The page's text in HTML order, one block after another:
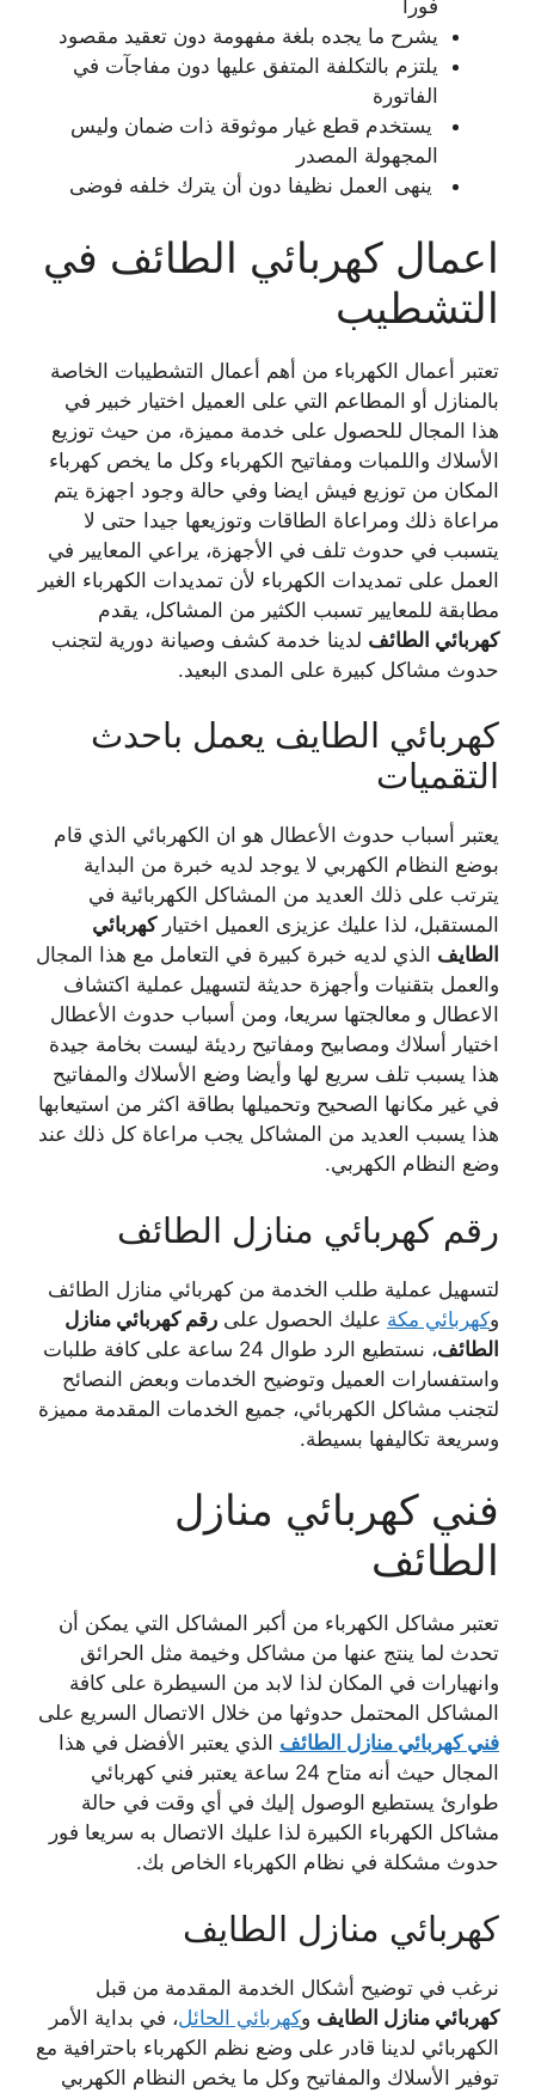
فورا
يشرح ما يجده بلغة مفهومة دون تعقيد مقصود
يلتزم بالتكلفة المتفق عليها دون مفاجآت في
الفاتورة
يستخدم قطع غيار موثوقة ذات ضمان وليس
المجهولة المصدر
ينهى العمل نظيفا دون أن يترك خلفه فوضى
اعمال كهربائي الطائف في
التشطيب
تعتبر أعمال الكهرباء من أهم أعمال التشطيبات الخاصة
بالمنازل أو المطاعم التي على العميل اختيار خبير في
هذا المجال للحصول على خدمة مميزة، من حيث توزيع
الأسلاك واللمبات ومفاتيح الكهرباء وكل ما يخص كهرباء
المكان من توزيع فيش ايضا وفي حالة وجود اجهزة يتم
مراعاة ذلك ومراعاة الطاقات وتوزيعها جيدا حتى لا
يتسبب في حدوث تلف في الأجهزة، يراعي المعايير في
العمل على تمديدات الكهرباء لأن تمديدات الكهرباء الغير
مطابقة للمعايير تسبب الكثير من المشاكل، يقدم
كهربائي الطائف لدينا خدمة كشف وصيانة دورية لتجنب
حدوث مشاكل كبيرة على المدى البعيد.
كهربائي الطايف يعمل باحدث
التقميات
يعتبر أسباب حدوث الأعطال هو ان الكهربائي الذي قام
بوضع النظام الكهربي لا يوجد لديه خبرة من البداية
يترتب على ذلك العديد من المشاكل الكهربائية في
المستقبل، لذا عليك عزيزى العميل اختياركهربائي
الطايف الذي لديه خبرة كبيرة في التعامل مع هذا المجال
والعمل بتقنيات وأجهزة حديثة لتسهيل عملية اكتشاف
الاعطال و معالجتها سريعا، ومن أسباب حدوث الأعطال
اختيار أسلاك ومصابيح ومفاتيح رديئة ليست بخامة جيدة
هذا يسبب تلف سريع لها وأيضا وضع الأسلاك والمفاتيح
في غير مكانها الصحيح وتحميلها بطاقة اكثر من استيعابها
هذا يسبب العديد من المشاكل يجب مراعاة كل ذلك عند
وضع النظام الكهربي.
رقم كهربائي منازل الطائف
لتسهيل عملية طلب الخدمة من كهربائي منازل الطائف
وكهربائي مكة عليك الحصول على رقم كهربائي منازل
الطائف
، نستطيع الرد طوال 24 ساعة على كافة طلبات
واستفسارات العميل وتوضيح الخدمات وبعض النصائح
لتجنب مشاكل الكهربائي، جميع الخدمات المقدمة مميزة
وسريعة تكاليفها بسيطة.
فني كهربائي منازل
الطائف
تعتبر مشاكل الكهرباء من أكبر المشاكل التي يمكن أن
تحدث لما ينتج عنها من مشاكل وخيمة مثل الحرائق
وانهيارات في المكان لذا لابد من السيطرة على كافة
المشاكل المحتمل حدوثها من خلال الاتصال السريع على
فني كهربائي منازل الطائف الذي يعتبر الأفضل في هذا
المجال حيث أنه متاح 24 ساعة يعتبر فني كهربائي
طوارئ يستطيع الوصول إليك في أي وقت في حالة
مشاكل الكهرباء الكبيرة لذا عليك الاتصال به سريعا فور
حدوث مشكلة في نظام الكهرباء الخاص بك.
كهربائي منازل الطايف
نرغب في توضيح أشكال الخدمة المقدمة من قبل
كهربائي منازل الطايف وكهربائي الحائل، في بداية الأمر
الكهربائي لدينا قادر على وضع نظم الكهرباء باحترافية مع
توفير الأسلاك والمفاتيح وكل ما يخص النظام الكهربي